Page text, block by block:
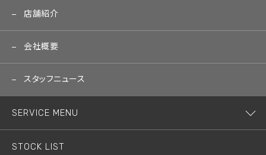
店舗紹介
会社概要
スタッフニュース
SERVICE MENU
STOCK LIST